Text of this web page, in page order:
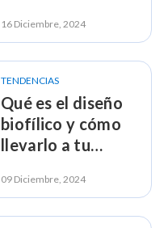
16 Diciembre, 2024
TENDENCIAS
Qué es el diseño
biofílico y cómo
llevarlo a tu
09 Diciembre, 2024